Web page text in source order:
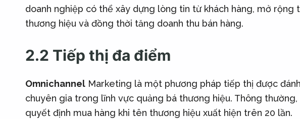
doanh nghiệp có thể xây dựng lòng tin từ khách hàng, mở rộng
thương hiệu và đồng thời tăng doanh thu bán hàng.
2.2 Tiếp thị đa điểm
Omnichannel Marketing là một phương pháp tiếp thị được
chuyên gia trong lĩnh vực quảng bá thương hiệu. Thông thường,
quyết định mua hàng khi tên thương hiệu xuất hiện trên 20 lần.